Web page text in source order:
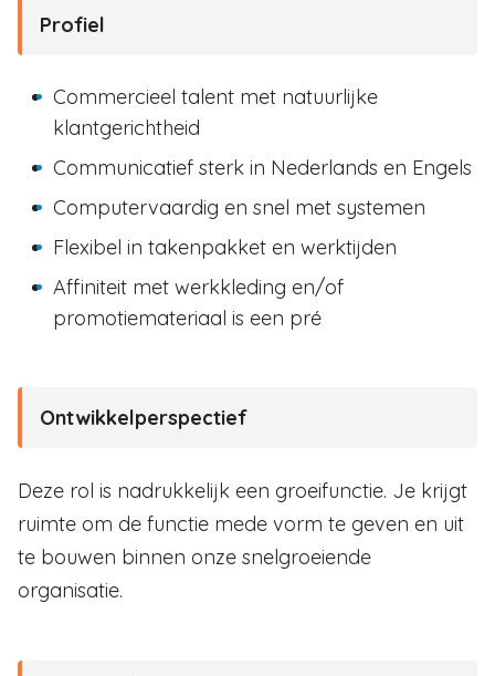
Profiel
Commercieel talent met natuurlijke
klantgerichtheid
Communicatief sterk in Nederlands en Engels
Computervaardig en snel met systemen
Flexibel in takenpakket en werktijden
Affiniteit met werkkleding en/of
promotiemateriaal is een pré
Ontwikkelperspectief
Deze rol is nadrukkelijk een groeifunctie. Je krijgt
ruimte om de functie mede vorm te geven en uit
te bouwen binnen onze snelgroeiende
organisatie.